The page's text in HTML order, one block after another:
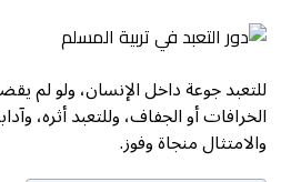
للتعبد جوعة داخل الإنسان، ولو لم
الخرافات أو الجفاف، وللتعبد أثره،
والامتثال منجاة وفوز.